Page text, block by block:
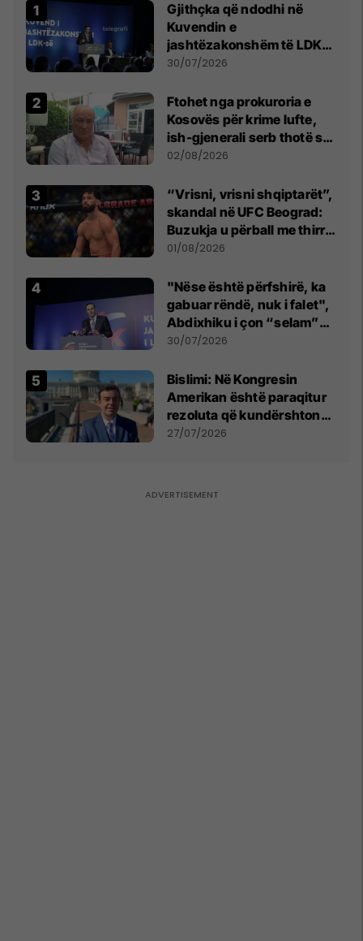
Gjithçka që ndodhi në
Kuvendin e
jashtëzakonshëm të LDK-
së
30/07/2026
Ftohet nga prokuroria e
Kosovës për krime lufte,
ish-gjenerali serb thotë se
dikush e tradhtoi në
02/08/2026
“Vrisni, vrisni shqiptarët”,
skandal në UFC Beograd:
Buzukja u përball me thirrje
anti-shqiptare nga
01/08/2026
"Nëse është përfshirë, ka
gabuar rëndë, nuk i falet",
Abdixhiku i çon “selam”
Përparim Ramës
30/07/2026
Bislimi: Në Kongresin
Amerikan është paraqitur
rezoluta që kundërshton
mbajtjen e Asamblesë
27/07/2026